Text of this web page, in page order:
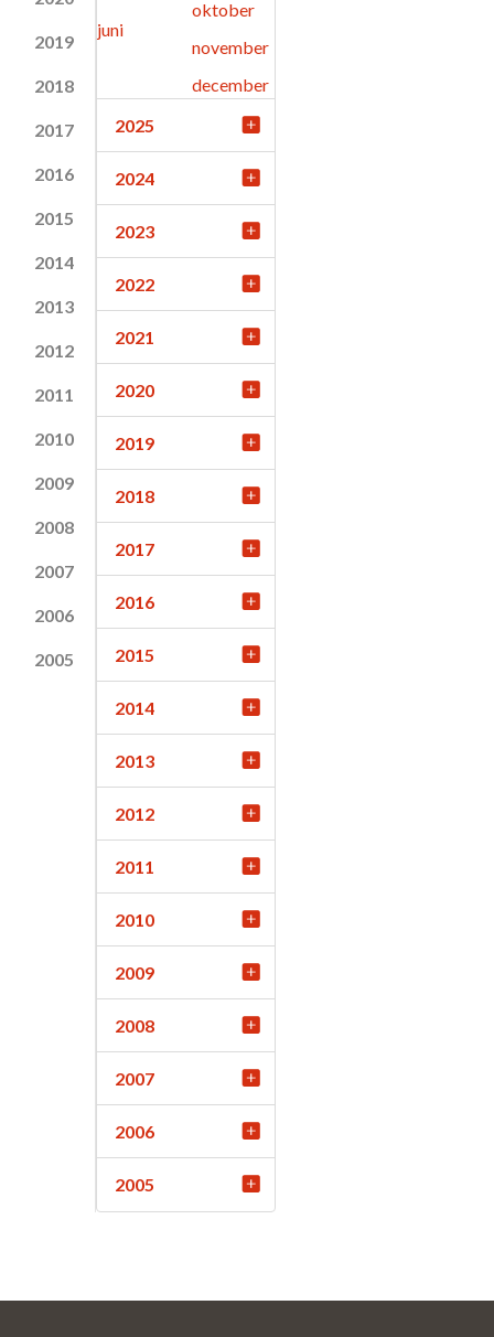
2019
2018
2017
2016
2015
2014
2013
2012
2011
2010
2009
2008
2007
2006
2005
juni
oktober
november
december
2025
2024
2023
2022
2021
2020
2019
2018
2017
2016
2015
2014
2013
2012
2011
2010
2009
2008
2007
2006
2005